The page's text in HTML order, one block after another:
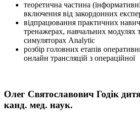
теоретична частина
включення від закордонних
відпрацювання практичних
тренажерах, навчальних модулях
симуляторах Analytic
розбір головних етапів
онлайн трансляцій з операційної
Олег Святославович Годік
канд. мед. наук.